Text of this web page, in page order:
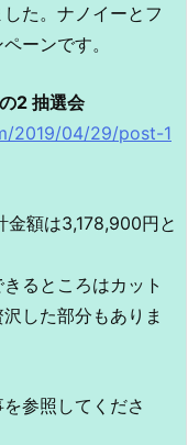
た。ナノイーとフ
ーンです。
2 抽選会
2019/04/29/post-1
金額は3,178,900円と
るところはカット
した部分もありま
参照してくださ